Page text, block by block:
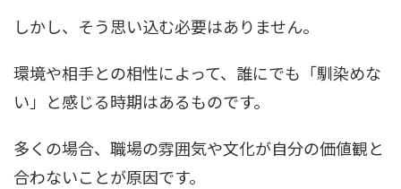
しかし、そう思い込む必要はありません。
環境や相手との相性によって、誰にでも「馴染めな
い」と感じる時期はあるものです。
多くの場合、職場の雰囲気や文化が自分の価値観と
合わないことが原因です。